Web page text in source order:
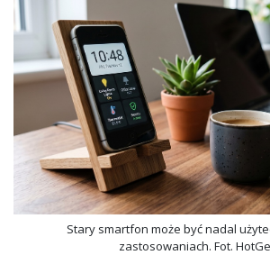
Stary smartfon może być nadal
zastosowaniach. Fot.